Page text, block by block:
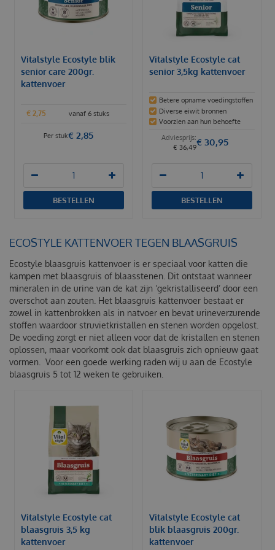
Vitalstyle Ecostyle blik
senior care 200gr.
kattenvoer
vanaf 6 stuks
€ 2,75
€ 2,85
Per stuk
BESTELLEN
Vitalstyle Ecostyle cat
senior 3,5kg kattenvoer
Betere opname voedingstoffen
Diverse eiwit bronnen
Voorzien aan hun behoefte
€ 36,49€ 30,95
BESTELLEN
ECOSTYLE KATTENVOER TEGEN BLAASGRUIS
Ecostyle blaasgruis kattenvoer is er speciaal voor katten die
kampen met blaasgruis of blaasstenen. Dit ontstaat wanneer
mineralen in de urine van de kat zijn ‘gekristalliseerd’ door een
overschot aan zouten. Het blaasgruis kattenvoer bestaat er
zowel in kattenbrokken als in natvoer en bevat urineverzurende
stoffen waardoor struvietkristallen en stenen worden opgelost.
De voeding zorgt er niet alleen voor dat de kristallen en stenen
oplossen, maar voorkomt ook dat blaasgruis zich opnieuw gaat
vormen. Voor een goede werking raden wij u aan de Ecostyle
blaasgruis 5 tot 12 weken te gebruiken.
Vitalstyle Ecostyle cat
blaasgruis 3,5 kg
kattenvoer
Vitalstyle Ecostyle cat
blik blaasgruis 200gr.
kattenvoer